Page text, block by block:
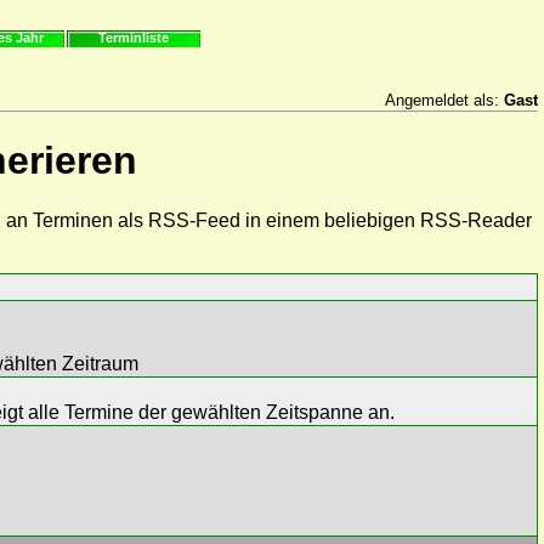
Jahr Terminliste
Angemeldet als: Gast
Terminen als RSS-Feed in einem beliebigen RSS-Reader
Zeitraum
alle Termine der gewählten Zeitspanne an.